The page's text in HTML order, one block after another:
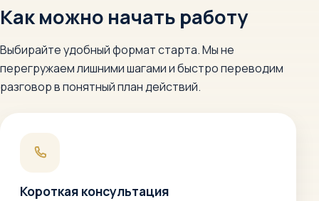
Как можно начать работу
Выбирайте удобный формат старта. Мы не
перегружаем лишними шагами и быстро переводим
разговор в понятный план действий.
Короткая консультация